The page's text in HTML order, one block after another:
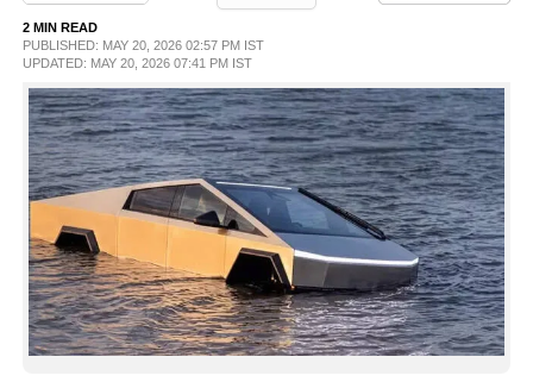
LIFESTYLE
SPIRITUAL
INFO+
ART
ASTRO
2 MIN READ
PUBLISHED: MAY 20, 2026 02:57 PM IST
UPDATED: MAY 20, 2026 07:41 PM IST